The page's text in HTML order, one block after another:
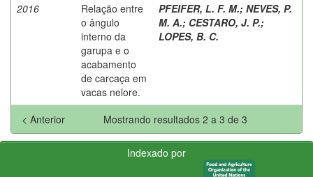
2016
Relação entre
o ângulo
interno da
garupa e o
acabamento
de carcaça em
vacas nelore.
PFEIFER, L. F. M.; NEVES, P.
M. A.; CESTARO, J. P.;
LOPES, B. C.
Mostrando resultados 2 a 3 de 3
< Anterior
Indexado por